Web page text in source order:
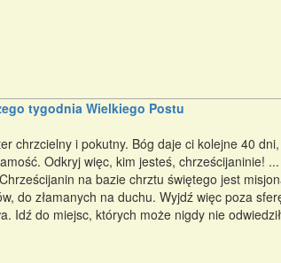
tygodnia Wielkiego Postu
chrzcielny i pokutny. Bóg daje ci kolejne 40
Odkryj więc, kim jesteś, chrześcijaninie!
na bazie chrztu świętego jest
do złamanych na duchu. Wyjdź więc poza
Idź do miejsc, których może nigdy nie